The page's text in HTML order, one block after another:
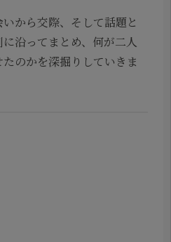
から交際、そして話題と
沿ってまとめ、何が二人
のかを深掘りしていきま